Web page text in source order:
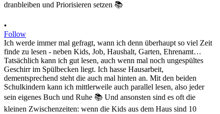
•
Follow
Ich werde immer mal gefragt, wann ich denn überhaupt so viel Zeit
finde zu lesen - neben Kids, Job, Haushalt, Garten, Ehrenamt…
Tatsächlich kann ich gut lesen, auch wenn mal noch ungespültes
Geschirr im Spülbecken liegt. Ich hasse Hausarbeit,
dementsprechend steht die auch mal hinten an. Mit den beiden
Schulkindern kann ich mittlerweile auch parallel lesen, also jeder
sein eigenes Buch und Ruhe 📚 Und ansonsten sind es oft die
kleinen Zwischenzeiten: wenn die Kids aus dem Haus sind 10